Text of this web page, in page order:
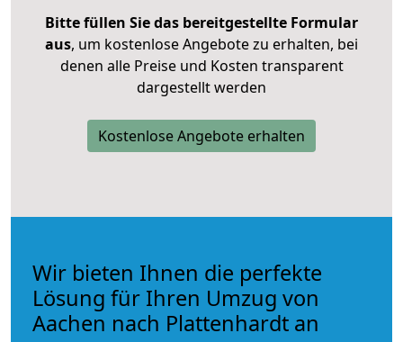
Bitte füllen Sie das bereitgestellte Formular
aus, um kostenlose Angebote zu erhalten, bei
denen alle Preise und Kosten transparent
dargestellt werden
Kostenlose Angebote erhalten
Wir bieten Ihnen die perfekte
Lösung für Ihren Umzug von
Aachen nach Plattenhardt an